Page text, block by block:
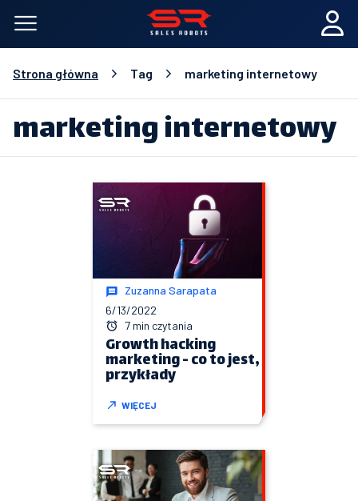
Strona główna Tag marketing internetowy
marketing internetowy
Zuzanna Sarapata
6/13/2022
7 min czytania
Growth hacking
marketing - co to jest,
przykłady
WIĘCEJ